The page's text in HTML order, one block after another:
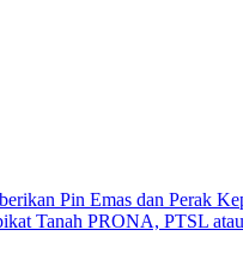
Pin Emas dan Perak
Tanah PRONA, PTSL